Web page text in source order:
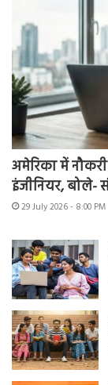
अमेरिका में
इंजीनियर, बोले-
29 July 2026 - 8:00 PM